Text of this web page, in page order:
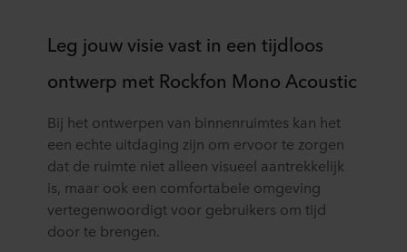
Leg jouw visie vast in een tijdloos
ontwerp met Rockfon Mono Acoustic
Bij het ontwerpen van binnenruimtes kan het
een echte uitdaging zijn om ervoor te zorgen
dat de ruimte niet alleen visueel aantrekkelijk
is, maar ook een comfortabele omgeving
vertegenwoordigt voor gebruikers om tijd
door te brengen.